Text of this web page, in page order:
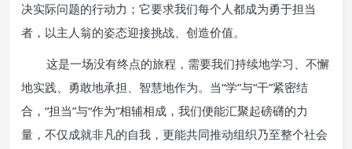
决实际问题的行动力；它要求我们每个人都成为勇于担当
者，以主人翁的姿态迎接挑战、创造价值。
这是一场没有终点的旅程，需要我们持续地学习、不懈
地实践、勇敢地承担、智慧地作为。当“学”与“干”紧密结
合，“担当”与“作为”相辅相成，我们便能汇聚起磅礴的力
量，不仅成就非凡的自我，更能共同推动组织乃至整个社会